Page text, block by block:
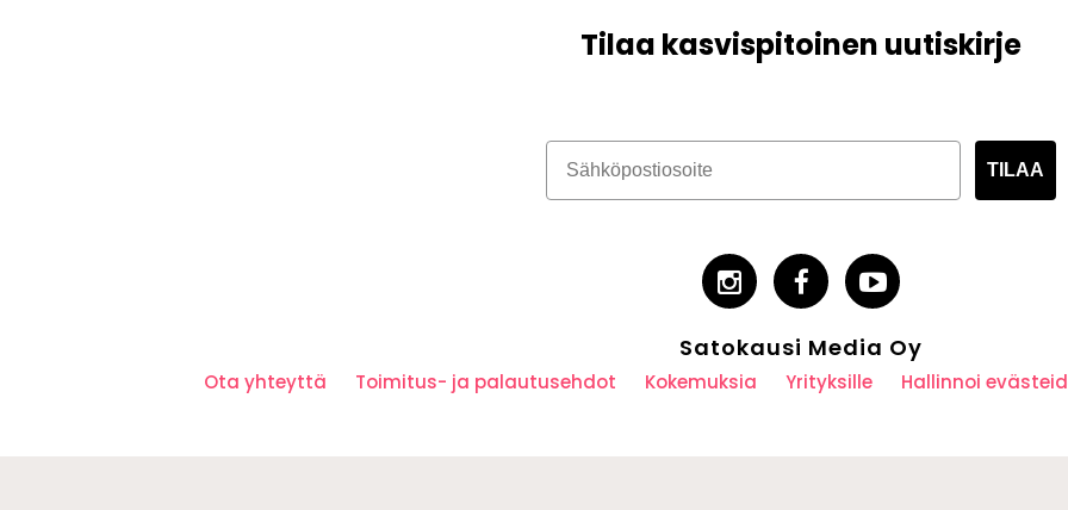
Tilaa kasvispitoinen uutiskirje
TILAA
Satokausi Media Oy
Ota yhteyttä Toimitus- ja palautusehdot Kokemuksia Yrityksille Hallinnoi